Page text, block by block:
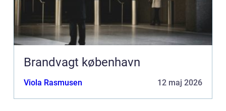
Brandvagt københavn
Viola Rasmusen 12 maj 2026